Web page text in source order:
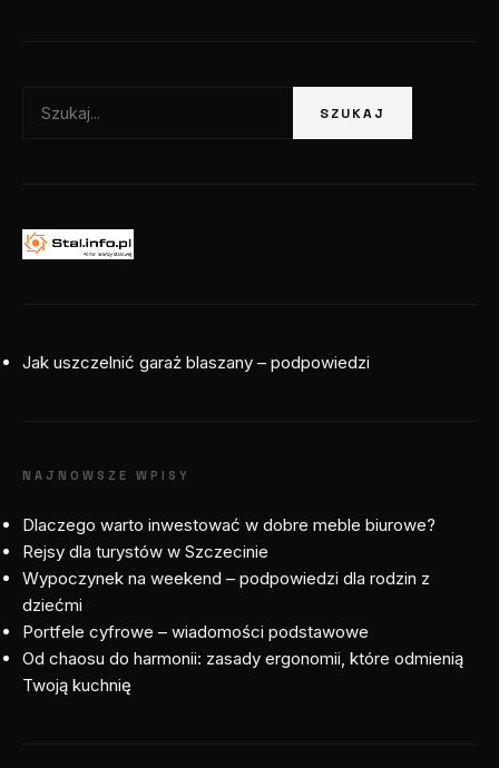
SZUKAJ
Jak uszczelnić garaż blaszany – podpowiedzi
NAJNOWSZE WPISY
Dlaczego warto inwestować w dobre meble biurowe?
Rejsy dla turystów w Szczecinie
Wypoczynek na weekend – podpowiedzi dla rodzin z
dziećmi
Portfele cyfrowe – wiadomości podstawowe
Od chaosu do harmonii: zasady ergonomii, które odmienią
Twoją kuchnię